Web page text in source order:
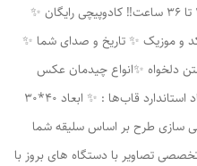
شهر قم ✔️ آماده‌سازی سفارشات بین 24 تا 36 ساعت‼️ کادوپیچی رایگان ✨
و موزیک ✨ تاریخ و صدای شما ✨
دلخواه ✨انواع چیدمان عکس
(شامل عدد، اسم، قلب، ماه و... ) ⭐ ابعاد استاندارد قاب‌ها : ✨ ابعاد 40*30
✨ ابعاد 21*16 ✔️ شخصی سازی طرح بر اساس سلیقه شما
تصاویر با دستگاه های بروز با